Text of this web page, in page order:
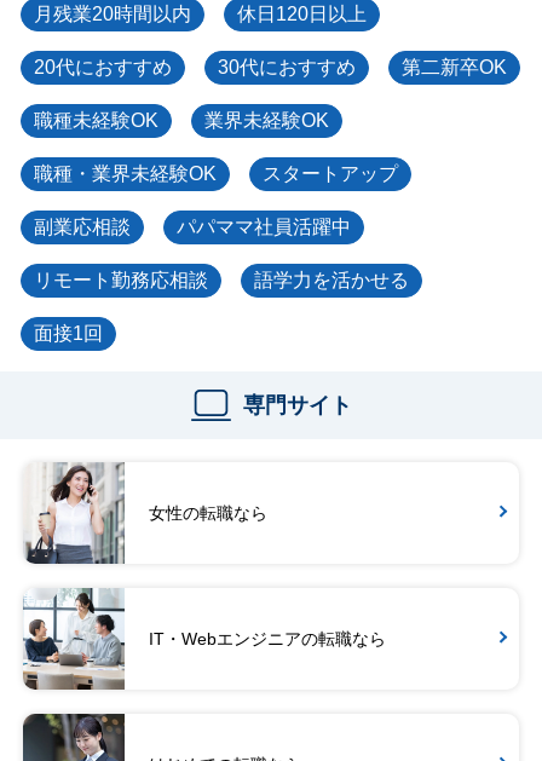
月残業20時間以内 休日120日以上
20代におすすめ 30代におすすめ 第二新卒OK
職種未経験OK 業界未経験OK
職種・業界未経験OK スタートアップ
副業応相談 パパママ社員活躍中
リモート勤務応相談 語学力を活かせる
面接1回
専門サイト
女性の転職なら
IT・Webエンジニアの転職なら